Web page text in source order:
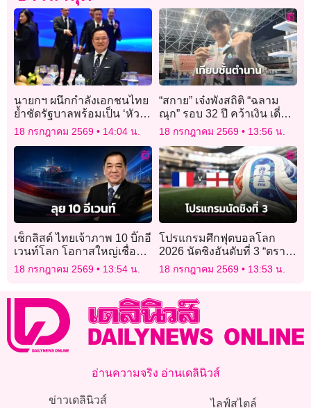
นายกฯ ผนึกกำลังเอกชนไทย
ย้ำชัดรัฐบาลพร้อมเป็น ‘หัว
หมู่ทะลวงฟัน’ เปิดทางลงทุน
18 กรกฎาคม 2569 14:04 น.
“สกาย” เจ๋งพังสถิติ “ฉลาม
ณุก” รอบ 32 ปี คว้าเงิน เดี่ยว
ผสม 200 ม. “มาเรีย” ฟอร์ม
แจ่ม คว้าทอง “ศึกเอเชียนเอ
จกรุ๊ป 2026”
18 กรกฎาคม 2569 13:56 น.
เช็กลิสต์ ไทยเจ้าภาพ 10 บิ๊กอี
เวนท์โลก โอกาสใหญ่เชื่อมสู่
โลก
18 กรกฎาคม 2569 13:54 น.
โปรแกรมศึกฟุตบอลโลก
2026 นัดชิงอันดับที่ 3 “ตรา
ไก่ ดวล สิงโตคำราม”
18 กรกฎาคม 2569 13:53 น.
อ่านความจริง อ่านเดลินิวส์
ข่าวเดลินิวส์ ไลฟ์สไตล์